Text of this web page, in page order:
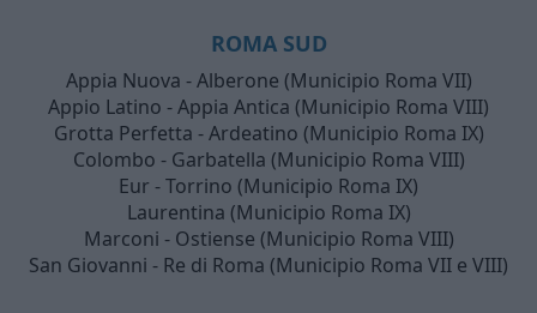
ROMA SUD
Appia Nuova - Alberone (Municipio Roma VII)
Appio Latino - Appia Antica (Municipio Roma VIII)
Grotta Perfetta - Ardeatino (Municipio Roma IX)
Colombo - Garbatella (Municipio Roma VIII)
Eur - Torrino (Municipio Roma IX)
Laurentina (Municipio Roma IX)
Marconi - Ostiense (Municipio Roma VIII)
San Giovanni - Re di Roma (Municipio Roma VII e VIII)